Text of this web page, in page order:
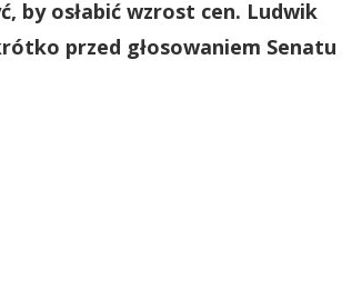
by osłabić wzrost cen. Ludwik
przed głosowaniem Senatu